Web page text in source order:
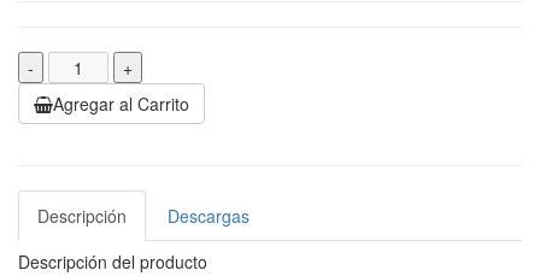
-
+
Agregar al Carrito
Descripción
Descargas
Descripción del producto